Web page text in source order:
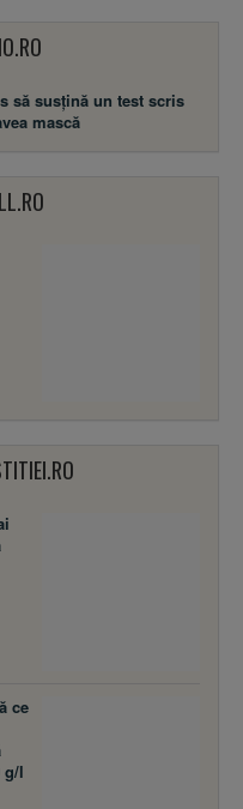
să susţină un test scris
mască
ce
g/l